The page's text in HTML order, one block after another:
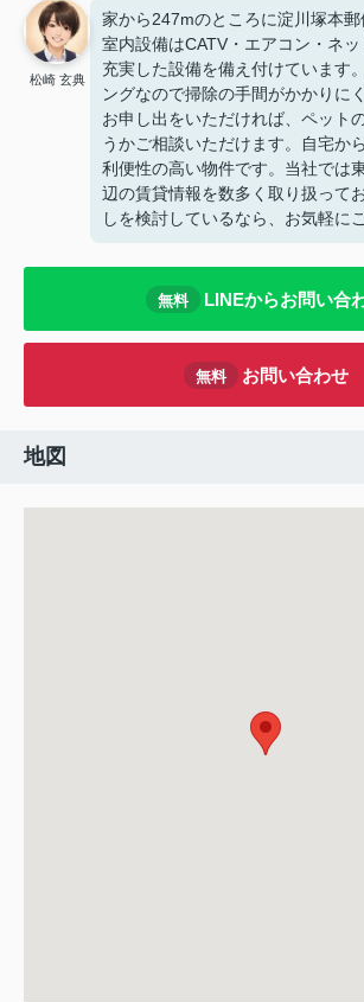
松崎 玄典
家から247mのところに淀川塚本郵
室内設備はCATV・エアコン・ネ
充実した設備を備え付けています
ングなので掃除の手間がかかりに
お申し出をいただければ、ペット
うかご相談いただけます。自宅か
利便性の高い物件です。当社では
辺の賃貸情報を数多く取り扱って
しを検討しているなら、お気軽に
無料 LINEからお問い合
無料 お問い合わせ
地図